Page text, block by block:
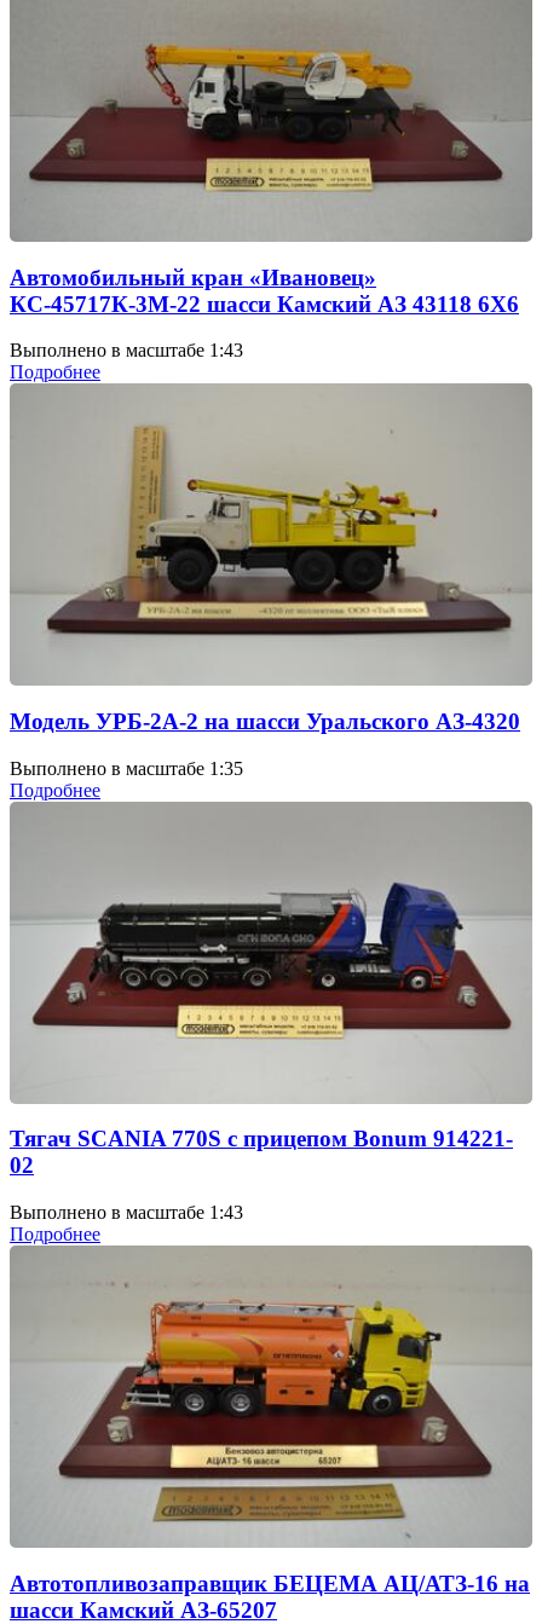
Автомобильный кран «Ивановец»
КС-45717К-3М-22 шасси Камский АЗ 43118 6Х6
Выполнено в масштабе 1:43
Подробнее
Модель УРБ-2А-2 на шасси Уральского АЗ-4320
Выполнено в масштабе 1:35
Подробнее
Тягач SCANIA 770S с прицепом Bonum 914221-
02
Выполнено в масштабе 1:43
Подробнее
Автотопливозаправщик БЕЦЕМА АЦ/АТЗ-16 на
шасси Камский АЗ-65207